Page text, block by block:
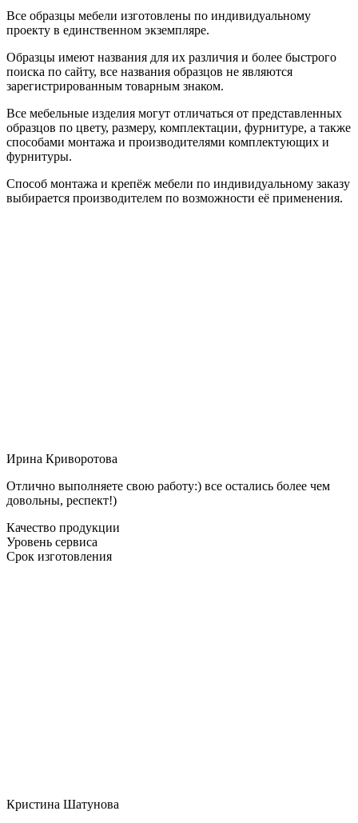
Все образцы мебели изготовлены по индивидуальному
проекту в единственном экземпляре.
Образцы имеют названия для их различия и более быстрого
поиска по сайту, все названия образцов не являются
зарегистрированным товарным знаком.
Все мебельные изделия могут отличаться от представленных
образцов по цвету, размеру, комплектации, фурнитуре, а также
способами монтажа и производителями комплектующих и
фурнитуры.
Способ монтажа и крепёж мебели по индивидуальному заказу
выбирается производителем по возможности её применения.
Ирина Криворотова
Отлично выполняете свою работу:) все остались более чем
довольны, респект!)
Качество продукции
Уровень сервиса
Срок изготовления
Кристина Шатунова